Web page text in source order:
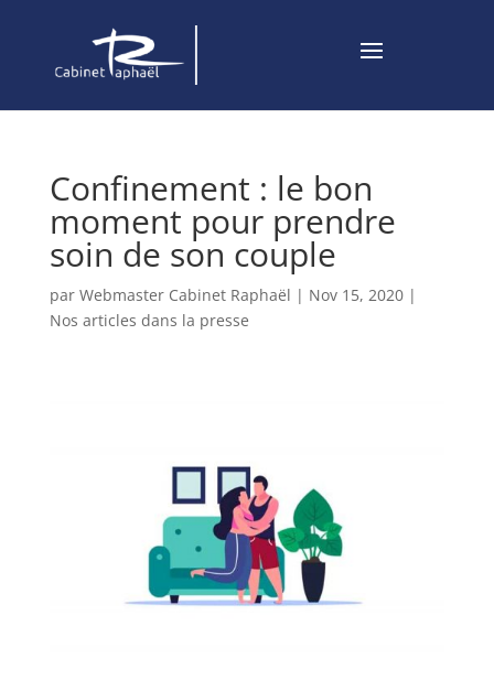
Confinement : le bon
moment pour prendre
soin de son couple
par Webmaster Cabinet Raphaël | Nov 15, 2020|
Nos articles dans la presse